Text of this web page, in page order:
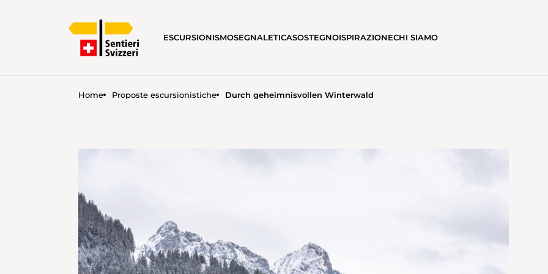
ESCURSIONISMOSEGNALETICASOSTEGNOISPIRAZIONECHI SIAMO
Home Proposte escursionistiche Durch geheimnisvollen Winterwald